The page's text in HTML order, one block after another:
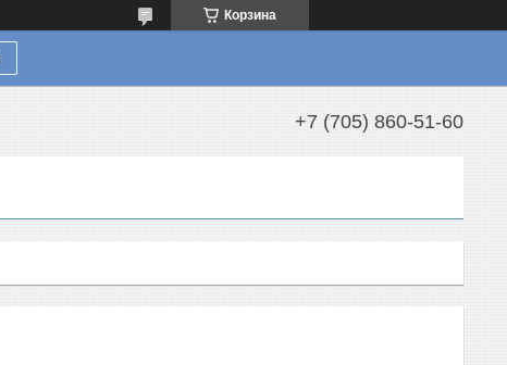
Корзина
+7 (705) 860-51-60